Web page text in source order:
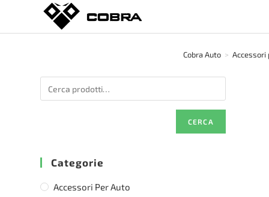
contenuto
Cobra Auto > Accessori
CERCA
Categorie
Accessori Per Auto